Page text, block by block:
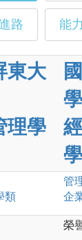
路 能
東大
理學
學
類
管
企
榮